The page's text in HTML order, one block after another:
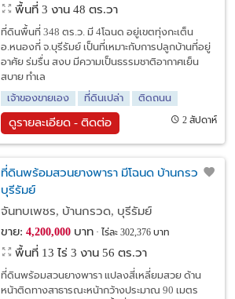
พื้นที่ 3 งาน 48 ตร.วา
ที่ดินพื้นที่ 348 ตร.ว. มี 4โฉนด อยู่เขตทุ่งกะเต็น
อ.หนองกี่ จ.บุรีรัมย์ เป็นที่เหมาะกับการปลูกบ้านที่อยู่
อาศัย ร่มรื่น สงบ มีความเป็นธรรมชาติอากาศเย็น
สบาย ทำเล
เจ้าของขายเอง
ที่ดินเปล่า ติดถนน
ดูรายละเอียด - ติดต่อ 2 สัปดาห์
ที่ดินพร้อมสวนยางพารา มีโฉนด บ้านกรวด
บุรีรัมย์
จันทบเพชร, บ้านกรวด, บุรีรัมย์
ขาย: 4,200,000บาท ไร่ละ 302,376 บาท
พื้นที่ 13 ไร่ 3 งาน 56 ตร.วา
ที่ดินพร้อมสวนยางพารา แปลงสี่เหลี่ยมสวย ด้าน
หน้าติดทางสาธารณะหน้ากว้างประมาณ 90 เมตร